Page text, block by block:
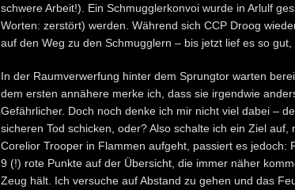
schwere Arbeit!). Ein Schmugglerkonvoi wurde in Arlulf
Worten: zerstört) werden. Während sich CCP Droog
auf den Weg zu den Schmugglern – bis jetzt lief es so
In der Raumverwerfung hinter dem Sprungtor warten
dem ersten annähere merke ich, dass sie irgendwie
Gefährlicher. Doch noch denke ich mir nicht viel dabei –
sicheren Tod schicken, oder? Also schalte ich ein Ziel
Corelior Trooper in Flammen aufgeht, passiert es
9 (!) rote Punkte auf der Übersicht, die immer näher
Zeug hält. Ich versuche auf Abstand zu gehen und das